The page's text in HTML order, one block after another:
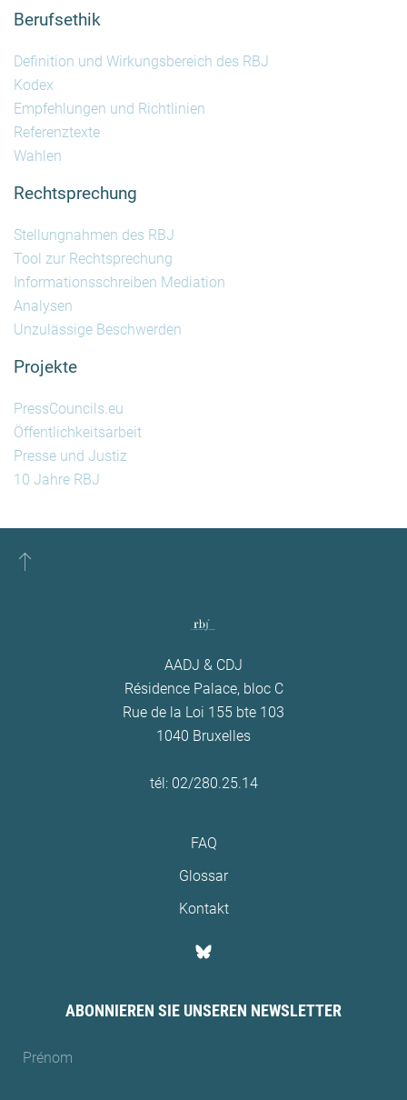
Berufsethik
Definition und Wirkungsbereich des RBJ
Kodex
Empfehlungen und Richtlinien
Referenztexte
Wahlen
Rechtsprechung
Stellungnahmen des RBJ
Tool zur Rechtsprechung
Informationsschreiben Mediation
Analysen
Unzulässige Beschwerden
Projekte
PressCouncils.eu
Öffentlichkeitsarbeit
Presse und Justiz
10 Jahre RBJ
AADJ & CDJ
Résidence Palace, bloc C
Rue de la Loi 155 bte 103
1040 Bruxelles
tél: 02/280.25.14
FAQ
Glossar
Kontakt
ABONNIEREN SIE UNSEREN NEWSLETTER